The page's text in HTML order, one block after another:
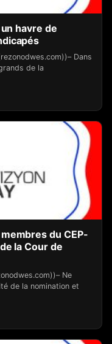
havre de
Dans
de la
du CEP-
la Cour de
Ne
de la nomination et